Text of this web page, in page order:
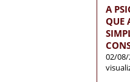
A
QUE
02/08/